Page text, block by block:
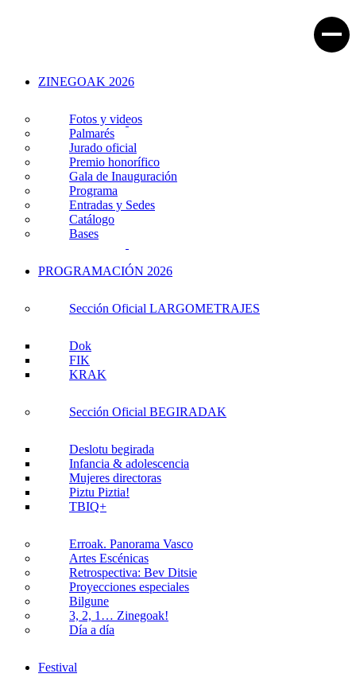
ZINEGOAK 2026
Fotos y videos
Palmarés
Jurado oficial
Premio honorífico
Gala de Inauguración
Programa
Entradas y Sedes
Catálogo
Bases
PROGRAMACIÓN 2026
Sección Oficial LARGOMETRAJES
Dok
FIK
KRAK
Sección Oficial BEGIRADAK
Deslotu begirada
Infancia & adolescencia
Mujeres directoras
Piztu Piztia!
TBIQ+
Erroak. Panorama Vasco
Artes Escénicas
Retrospectiva: Bev Ditsie
Proyecciones especiales
Bilgune
3, 2, 1… Zinegoak!
Día a día
Festival